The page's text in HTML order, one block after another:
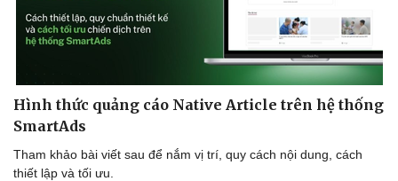
Hình thức quảng cáo Native Article trên hệ thống
SmartAds
Tham khảo bài viết sau để nắm vị trí, quy cách nội dung, cách
thiết lập và tối ưu.